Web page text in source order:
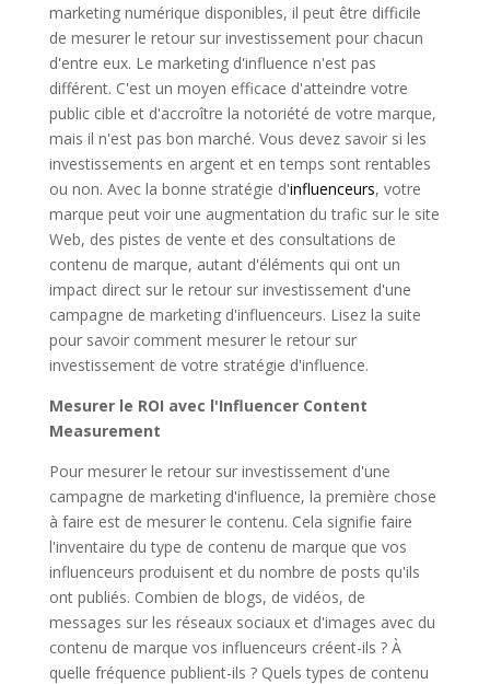
marketing numérique disponibles, il peut être difficile
de mesurer le retour sur investissement pour chacun
d'entre eux. Le marketing d'influence n'est pas
différent. C'est un moyen efficace d'atteindre votre
public cible et d'accroître la notoriété de votre marque,
mais il n'est pas bon marché. Vous devez savoir si les
investissements en argent et en temps sont rentables
ou non. Avec la bonne stratégie d'influenceurs, votre
marque peut voir une augmentation du trafic sur le site
Web, des pistes de vente et des consultations de
contenu de marque, autant d'éléments qui ont un
impact direct sur le retour sur investissement d'une
campagne de marketing d'influenceurs. Lisez la suite
pour savoir comment mesurer le retour sur
investissement de votre stratégie d'influence.
Mesurer le ROI avec l'Influencer Content
Measurement
Pour mesurer le retour sur investissement d'une
campagne de marketing d'influence, la première chose
à faire est de mesurer le contenu. Cela signifie faire
l'inventaire du type de contenu de marque que vos
influenceurs produisent et du nombre de posts qu'ils
ont publiés. Combien de blogs, de vidéos, de
messages sur les réseaux sociaux et d'images avec du
contenu de marque vos influenceurs créent-ils ? À
quelle fréquence publient-ils ? Quels types de contenu